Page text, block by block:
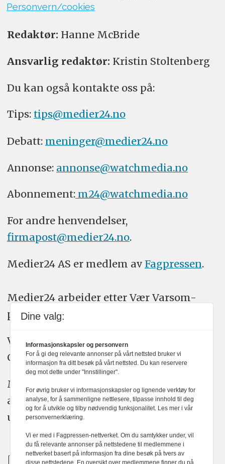
Personvern/cookies
Redaktør: Hanne McBride
Ansvarlig redaktør: Kristin Stoltenberg
Du kan også kontakte oss på:
Tips: tips@medier24.no
Debatt: meninger@medier24.no
Annonse: annonse@watchmedia.no
Abonnement:m24@watchmedia.no
For andre henvendelser,
firmapost@medier24.no.
Medier24 AS er medlem av Fagpressen.
Medier24 arbeider etter Vær Varsom-
plakatens regler for god presseskikk.
Vi bruker KI-verktøy som ChatGPT,
Claude, og Gemini i journalistikken vår.
Medier24s redaksjon har alltid det fulle
ansvar for publisert innhold, med eller
uten bruk av kunstig intelligens.
Dine valg:
Informasjonskapsler og personvern
For å gi deg relevante annonser på vårt nettsted bruker vi
informasjon fra ditt besøk på vårt nettsted. Du kan reservere
deg mot dette under "Innstillinger".
For øvrig bruker vi informasjonskapsler og lignende verktøy for
analyse, for å sammenligne nettlesere, tilpasse innhold til deg
og for å utvikle og tilby nødvendig funksjonalitet. Les mer i vår
personvernerklæring.
Vi er med i Fagpressen-nettverket. Om du samtykker under, vil
du få relevante annonser på nettstedene til medlemmene i
nettverket basert på informasjon fra dine besøk på tvers av
disse nettstedene. En oversikt over medlemmene finner du på